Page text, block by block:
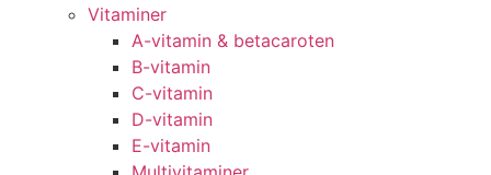
Vitaminer
A-vitamin & betacaroten
B-vitamin
C-vitamin
D-vitamin
E-vitamin